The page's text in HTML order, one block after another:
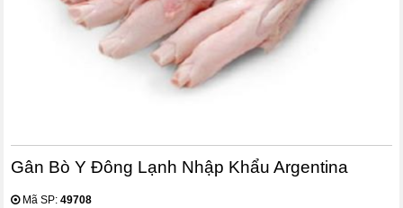
Gân Bò Y Đông Lạnh Nhập Khẩu Argentina
Mã SP:49708